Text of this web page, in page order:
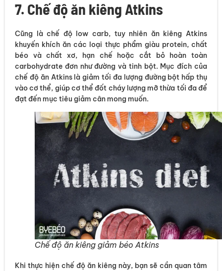
7. Chế độ ăn kiêng Atkins
Cũng là chế độ low carb, tuy nhiên ăn kiêng Atkins
khuyến khích ăn các loại thực phẩm giàu protein, chất
béo và chất xơ, hạn chế hoặc cắt bỏ hoàn toàn
carbohydrate đơn như đường và tinh bột. Mục đích của
chế độ ăn Atkins là giảm tối đa lượng đường bột hấp thụ
vào cơ thể, giúp cơ thể đốt cháy lượng mỡ thừa tối đa để
đạt đến mục tiêu giảm cân mong muốn.
Chế độ ăn kiêng giảm béo Atkins
Khi thực hiện chế độ ăn kiêng này, bạn sẽ cần quan tâm